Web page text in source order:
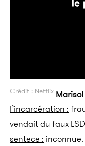
Crédit : Netflix
l’incarcération :
vendait du faux
sentece : inconnue.